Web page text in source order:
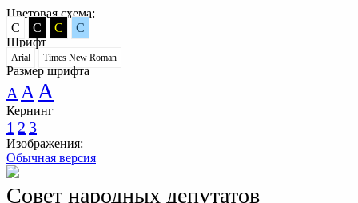
Цветовая схема:
C
C C
C
Шрифт
Arial Times New Roman
Размер шрифта
A A A
Кернинг
1 2 3
Изображения:
Обычная версия
Совет народных депутатов